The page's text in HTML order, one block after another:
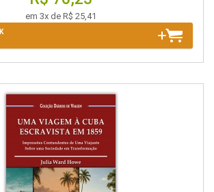
em 3x de R$ 25,41